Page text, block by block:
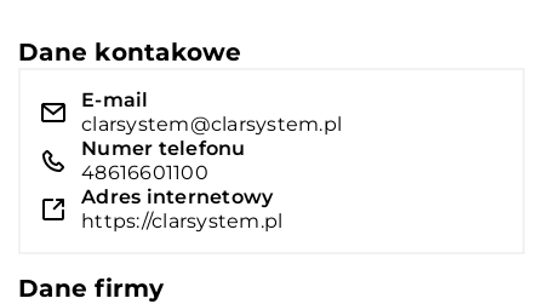
Dane kontakowe
E-mail
clarsystem@clarsystem.pl
Numer telefonu
48616601100
Adres internetowy
https://clarsystem.pl
Dane firmy